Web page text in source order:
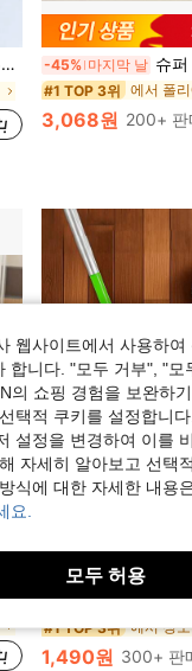
-45% 마지막 날 슈퍼 귀여운 체크무늬 데스크톱 수납 바구니, 잡다한
#1 TOP 3위
3,068원 200+ 판
-21% 1/2/4개 재사용 가능한 걸레 천, 건식 & 습식 플랫 걸레 패드, 세탁 가능, 원목 바닥 청소
#1 TOP 3위 에서 청
1,490원 300+ 판
웹사이트에서 사용하
합니다. "모두 거부", "
의 쇼핑 경험을 보완하
택적 쿠키를 설정합니
설정을 변경하여 이를
자세히 알아보고 선택
식에 대한 자세한 내용
요.
모두 허용